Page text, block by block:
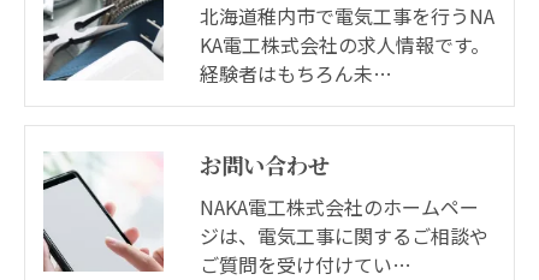
北海道稚内市で電気工事を行うNA
KA電工株式会社の求人情報です。
経験者はもちろん未…
お問い合わせ
NAKA電工株式会社のホームペー
ジは、電気工事に関するご相談や
ご質問を受け付けてい…